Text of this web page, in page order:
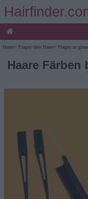
Home> Fragen über Haare> Fragen zu
Haare Färben